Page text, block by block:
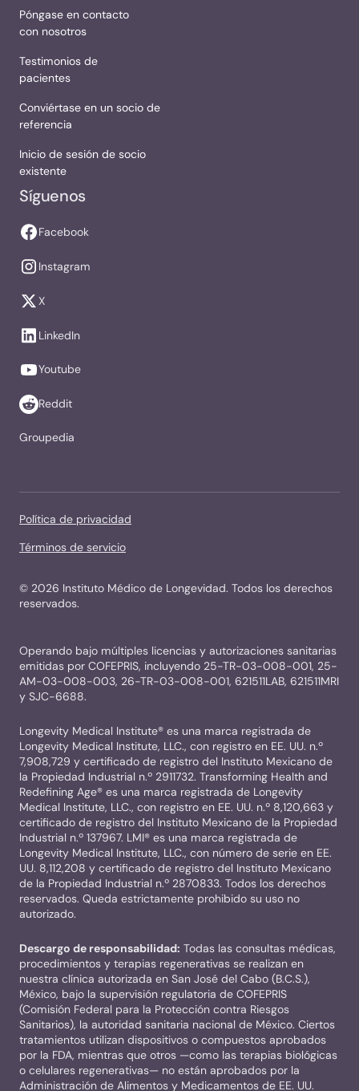
Póngase en contacto
con nosotros
Testimonios de
pacientes
Conviértase en un socio de
referencia
Inicio de sesión de socio
existente
Síguenos
Facebook
Instagram
X
LinkedIn
Youtube
Reddit
Groupedia
© 2026 Instituto Médico de Longevidad. Todos los derechos
reservados.
Política de privacidad
Términos de servicio
Operando bajo múltiples licencias y autorizaciones sanitarias
emitidas por COFEPRIS, incluyendo 25-TR-03-008-001, 25-
AM-03-008-003, 26-TR-03-008-001, 621511LAB, 621511MRI
y SJC-6688.
Longevity Medical Institute® es una marca registrada de
Longevity Medical Institute, LLC., con registro en EE. UU. n.º
7,908,729 y certificado de registro del Instituto Mexicano de
la Propiedad Industrial n.º 2911732. Transforming Health and
Redefining Age® es una marca registrada de Longevity
Medical Institute, LLC., con registro en EE. UU. n.º 8,120,663 y
certificado de registro del Instituto Mexicano de la Propiedad
Industrial n.º 137967. LMI® es una marca registrada de
Longevity Medical Institute, LLC., con número de serie en EE.
UU. 8,112,208 y certificado de registro del Instituto Mexicano
de la Propiedad Industrial n.º 2870833. Todos los derechos
reservados. Queda estrictamente prohibido su uso no
autorizado.
Descargo de responsabilidad: Todas las consultas médicas,
procedimientos y terapias regenerativas se realizan en
nuestra clínica autorizada en San José del Cabo (B.C.S.),
México, bajo la supervisión regulatoria de COFEPRIS
(Comisión Federal para la Protección contra Riesgos
Sanitarios), la autoridad sanitaria nacional de México. Ciertos
tratamientos utilizan dispositivos o compuestos aprobados
por la FDA, mientras que otros —como las terapias biológicas
o celulares regenerativas— no están aprobados por la
Administración de Alimentos y Medicamentos de EE. UU.